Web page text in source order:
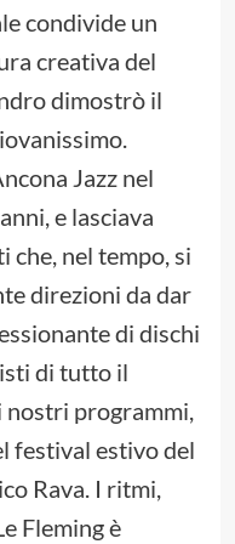
condivide un
creativa del
dimostrò il
Jazz nel
e lasciava
che, nel tempo, si
direzioni da dar
di dischi
di tutto il
nostri programmi,
festival estivo del
Rava. I ritmi,
Fleming è